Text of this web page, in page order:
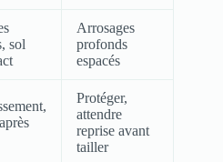
sol
Arrosages
profonds
espacés
Protéger,
attendre
reprise avant
tailler